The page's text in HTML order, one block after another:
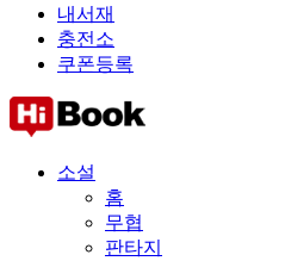
내서재
충전소
쿠폰등록
소설
홈
무협
판타지